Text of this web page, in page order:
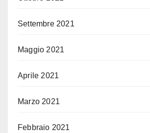
Settembre 2021
Maggio 2021
Aprile 2021
Marzo 2021
Febbraio 2021